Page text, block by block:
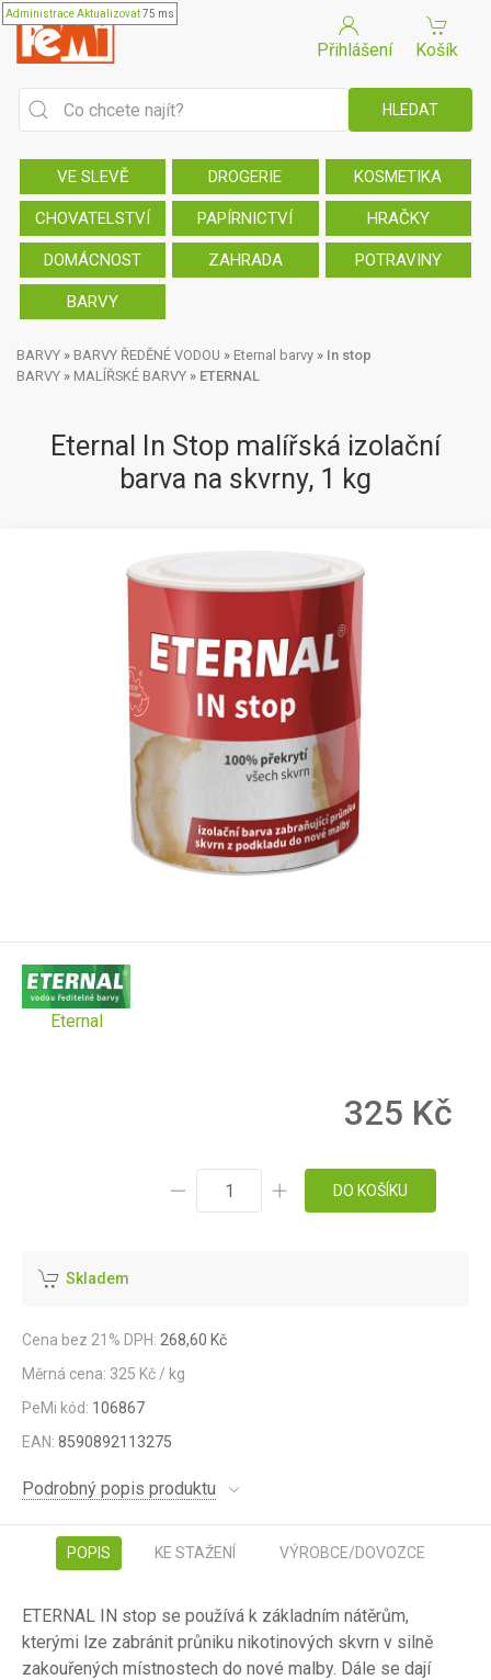
AdministraceAktualizovat75 ms
Přihlášení Košík
VE SLEVĚ DROGERIE KOSMETIKA
CHOVATELSTVÍ PAPÍRNICTVÍ HRAČKY
DOMÁCNOST ZAHRADA POTRAVINY
BARVY
BARVY » BARVY ŘEDĚNÉ VODOU » Eternal barvy » In stop
BARVY » MALÍŘSKÉ BARVY » ETERNAL
Eternal In Stop malířská izolační
barva na skvrny, 1 kg
Eternal
325 Kč
DO KOŠÍKU
Skladem
Cena bez 21% DPH: 268,60 Kč
Měrná cena: 325 Kč / kg
PeMi kód: 106867
EAN: 8590892113275
Podrobný popis produktu
POPIS KE STAŽENÍ VÝROBCE/DOVOZCE
ETERNAL IN stop se používá k základním nátěrům,
kterými lze zabránit průniku nikotinových skvrn v silně
zakouřených místnostech do nové malby. Dále se dají